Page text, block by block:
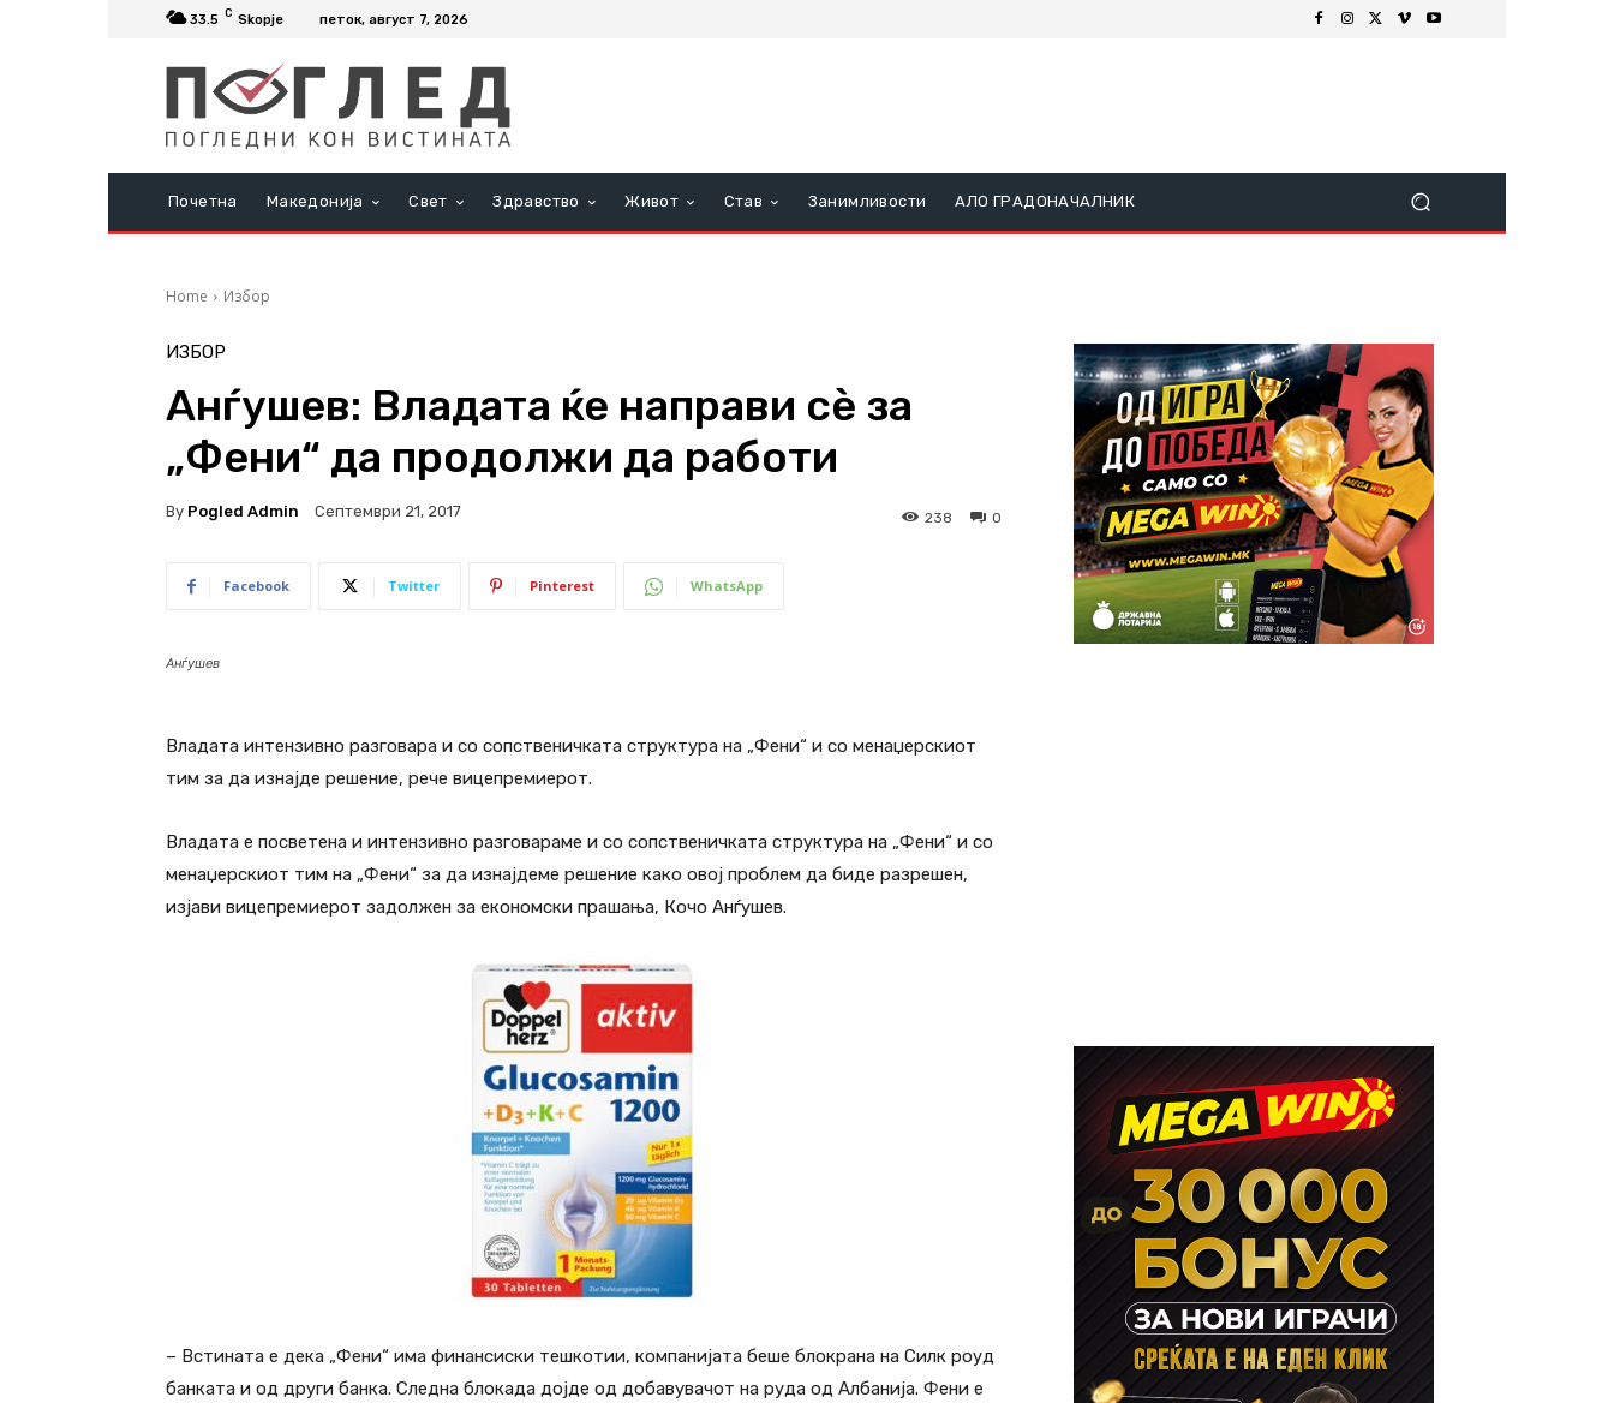
33.5 C Skopje петок, август 7, 2026
Почетна Македонија Свет Здравство Живот Став Занимливости АЛО ГРАДОНАЧАЛНИК
Home Избор
ИЗБОР
Анѓушев: Владата ќе направи сè за
„Фени“ да продолжи да работи
By Pogled Admin Септември 21, 2017 0
238
Facebook Twitter Pinterest WhatsApp
Анѓушев
Владата интензивно разговара и со сопственичката структура на „Фени“ и со менаџерскиот
тим за да изнајде решение, рече вицепремиерот.
Владата е посветена и интензивно разговараме и со сопственичката структура на „Фени“ и со
менаџерскиот тим на „Фени“ за да изнајдеме решение како овој проблем да биде разрешен,
изјави вицепремиерот задолжен за економски прашања, Кочо Анѓушев.
– Встината е дека „Фени“ има финансиски тешкотии, компанијата беше блокрана на Силк роуд
банката и од други банка. Следна блокада дојде од добавувачот на руда од Албанија. Фени е